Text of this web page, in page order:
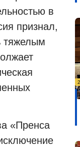
в
признал,
тяжелым
«Пренса